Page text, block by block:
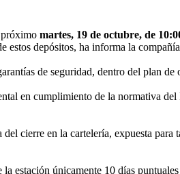
martes, 19 de octubre, de
estos depósitos, ha informa la
de seguridad, dentro del plan
en cumplimiento de la normativa
cierre en la cartelería, expuesta
estación únicamente 10 días